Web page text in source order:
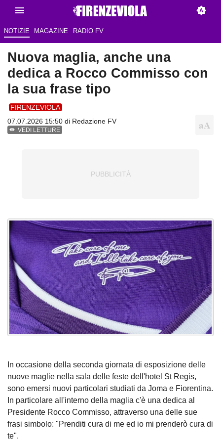
NOTIZIE MAGAZINE RADIO FV
Nuova maglia, anche una
dedica a Rocco Commisso con
la sua frase tipo
FIRENZEVIOLA
07.07.2026 15:50 di Redazione FV
VEDI LETTURE
In occasione della seconda giornata di esposizione delle
nuove maglie nella sala delle feste dell'hotel St Regis,
sono emersi nuovi particolari studiati da Joma e Fiorentina.
In particolare all'interno della maglia c'è una dedica al
Presidente Rocco Commisso, attraverso una delle sue
frasi simbolo: "Prenditi cura di me ed io mi prenderò cura di
te".